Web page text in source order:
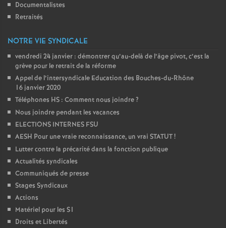
Documentalistes
Retraités
NOTRE VIE SYNDICALE
vendredi 24 janvier : démontrer qu’au-delà de l’âge pivot, c’est la
grève pour le retrait de la réforme
Appel de l’intersyndicale Education des Bouches-du-Rhône
16 janvier 2020
Téléphones HS : Comment nous joindre?
Nous joindre pendant les vacances
ELECTIONS INTERNES FSU
AESH Pour une vraie reconnaissance, un vrai STATUT!
Lutter contre la précarité dans la fonction publique
Actualités syndicales
Communiqués de presse
Stages Syndicaux
Actions
Matériel pour les S1
Droits et Libertés